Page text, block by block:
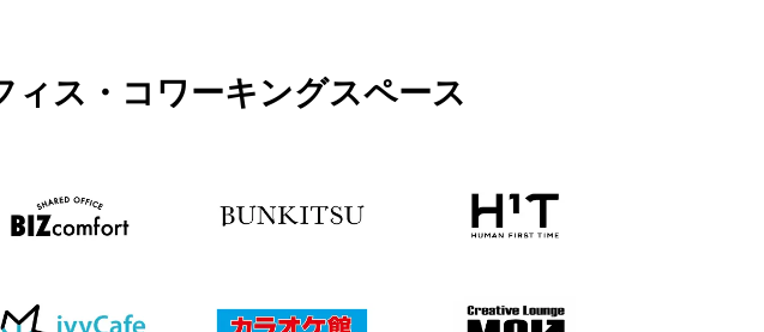
ィス・コワーキングスペース